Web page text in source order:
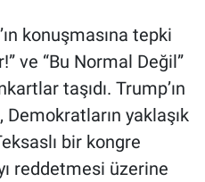
konuşmasına tepki
ve “Bu Normal Değil”
taşıdı. Trump’ın
Demokratların yaklaşık
bir kongre
reddetmesi üzerine